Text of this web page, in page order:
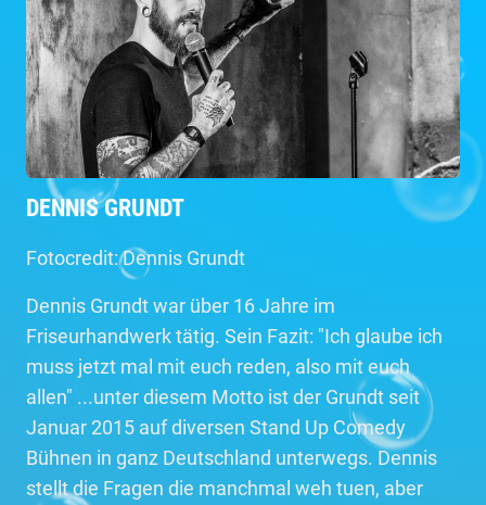
DENNIS GRUNDT
Fotocredit: Dennis Grundt
Dennis Grundt war über 16 Jahre im
Friseurhandwerk tätig. Sein Fazit: "Ich glaube ich
muss jetzt mal mit euch reden, also mit euch
allen" ...unter diesem Motto ist der Grundt seit
Januar 2015 auf diversen Stand Up Comedy
Bühnen in ganz Deutschland unterwegs. Dennis
stellt die Fragen die manchmal weh tuen, aber